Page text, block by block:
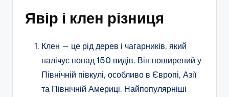
Явір і клен різниця
Клен — це рід дерев і чагарників, який
налічує понад 150 видів. Він поширений у
Північній півкулі, особливо в Європі, Азії
та Північній Америці. Найпопулярніші